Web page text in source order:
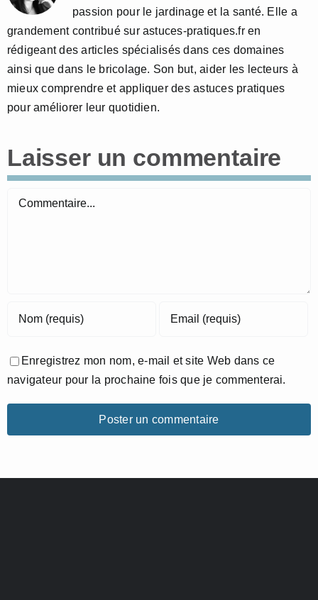
passion pour le jardinage et la santé. Elle a
grandement contribué sur astuces-pratiques.fr en
rédigeant des articles spécialisés dans ces domaines
ainsi que dans le bricolage. Son but, aider les lecteurs à
mieux comprendre et appliquer des astuces pratiques
pour améliorer leur quotidien.
Laisser un commentaire
Commentaire
Enregistrez mon nom, e-mail et site Web dans ce
navigateur pour la prochaine fois que je commenterai.